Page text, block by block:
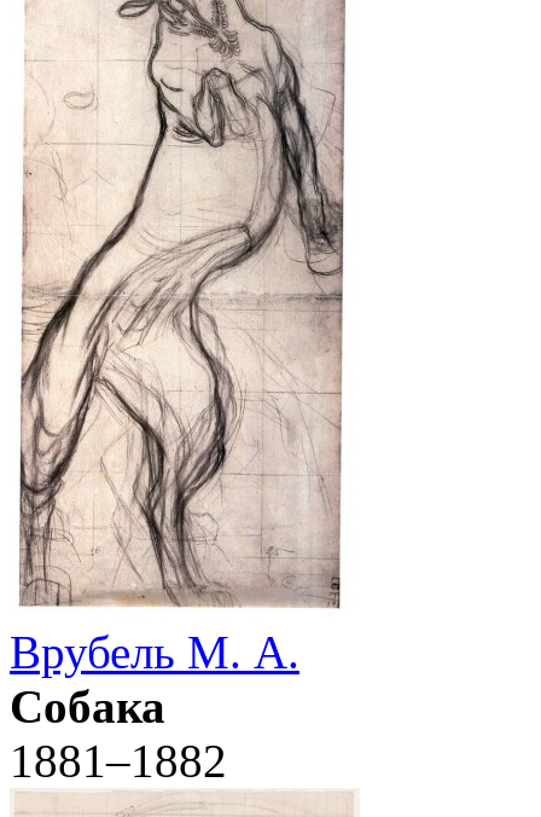
Врубель М. А.
Собака
1881–1882